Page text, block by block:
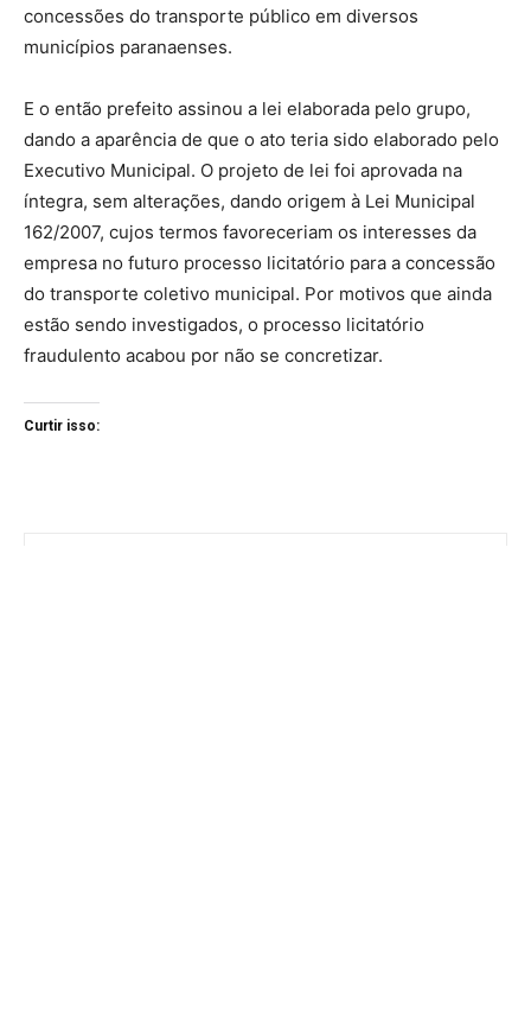
concessões do transporte público em diversos
municípios paranaenses.
E o então prefeito assinou a lei elaborada pelo grupo,
dando a aparência de que o ato teria sido elaborado pelo
Executivo Municipal. O projeto de lei foi aprovada na
íntegra, sem alterações, dando origem à Lei Municipal
162/2007, cujos termos favoreceriam os interesses da
empresa no futuro processo licitatório para a concessão
do transporte coletivo municipal. Por motivos que ainda
estão sendo investigados, o processo licitatório
fraudulento acabou por não se concretizar.
Curtir isso: